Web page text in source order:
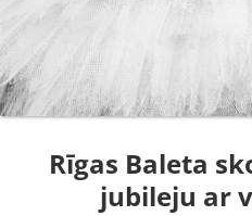
Rīgas Baleta
jubileju ar